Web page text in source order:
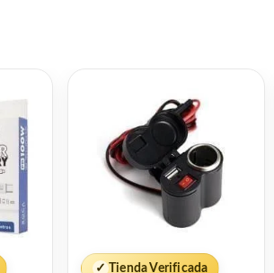
✓ Tienda Verificada